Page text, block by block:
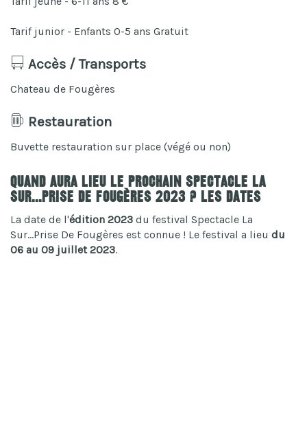
Tarif junior - Enfants 0-5 ans Gratuit
Accès / Transports
Chateau de Fougères
Restauration
Buvette restauration sur place (végé ou non)
Quand aura lieu le prochain Spectacle La
Sur...Prise De Fougères 2023 ? Les dates
La date de l'édition 2023 du festival Spectacle La
Sur...Prise De Fougères est connue ! Le festival a lieu du
06 au 09 juillet 2023.